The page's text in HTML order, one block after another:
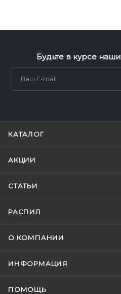
Будьте в курсе
КАТАЛОГ
АКЦИИ
СТАТЬИ
РАСПИЛ
О КОМПАНИИ
ИНФОРМАЦИЯ
ПОМОЩЬ